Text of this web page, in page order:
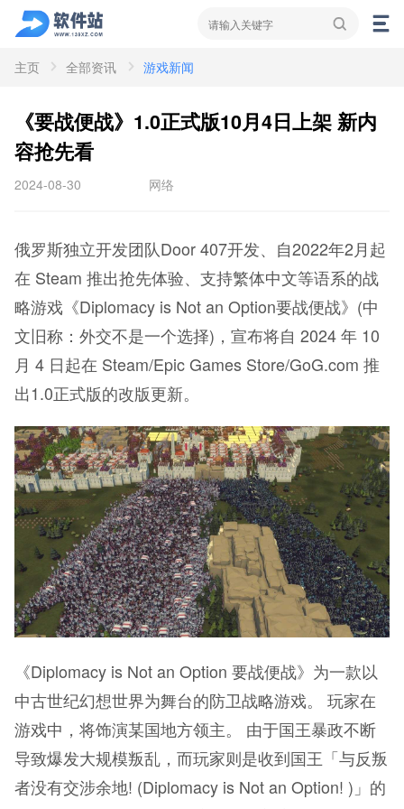
资讯
新闻 攻略
主页 全部资讯 游戏新闻
《要战便战》1.0正式版10月4日上架 新内
容抢先看
2024-08-30 网络
俄罗斯独立开发团队Door 407开发、自2022年2月起
在 Steam 推出抢先体验、支持繁体中文等语系的战
略游戏《Diplomacy is Not an Option要战便战》(中
文旧称：外交不是一个选择)，宣布将自 2024 年 10
月 4 日起在 Steam/Epic Games Store/GoG.com 推
出1.0正式版的改版更新。
《Diplomacy is Not an Option 要战便战》为一款以
中古世纪幻想世界为舞台的防卫战略游戏。 玩家在
游戏中，将饰演某国地方领主。 由于国王暴政不断
导致爆发大规模叛乱，而玩家则是收到国王「与反叛
者没有交涉余地! (Diplomacy is Not an Option! )」的